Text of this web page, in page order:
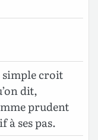
simple croit
dit,
prudent
à ses pas.